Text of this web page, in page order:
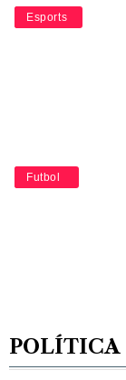
Bàsquet
Esports
Esports
Futbol
POLÍTICA